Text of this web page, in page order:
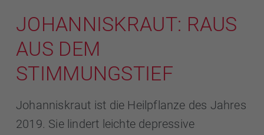
JOHANNISKRAUT: RAUS
AUS DEM
STIMMUNGSTIEF
Johanniskraut ist die Heilpflanze des Jahres
2019. Sie lindert leichte depressive